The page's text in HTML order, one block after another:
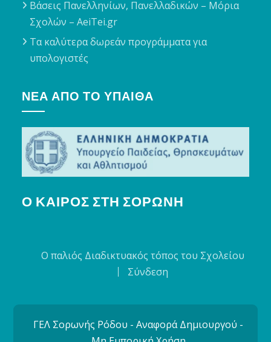
Βάσεις Πανελληνίων, Πανελλαδικών – Μόρια
Σχολών – AeiTei.gr
Τα καλύτερα δωρεάν προγράμματα για
υπολογιστές
ΝΈΑ ΑΠΌ ΤΟ ΥΠΑΙΘΑ
Ο ΚΑΙΡΌΣ ΣΤΗ ΣΟΡΩΝΉ
Ο παλιός Διαδικτυακός τόπος του Σχολείου
Σύνδεση
ΓΕΛ Σορωνής Ρόδου - Αναφορά Δημιουργού -